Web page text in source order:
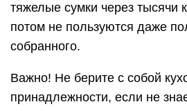
тяжелые сумки через тысячи
потом не пользуются даже
собранного.
Важно! Не берите с собой
принадлежности, если не